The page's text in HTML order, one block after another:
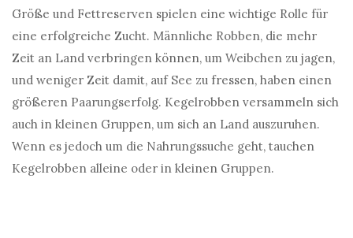
Größe und Fettreserven spielen eine wichtige Rolle für
eine erfolgreiche Zucht. Männliche Robben, die mehr
Zeit an Land verbringen können, um Weibchen zu jagen,
und weniger Zeit damit, auf See zu fressen, haben einen
größeren Paarungserfolg. Kegelrobben versammeln sich
auch in kleinen Gruppen, um sich an Land auszuruhen.
Wenn es jedoch um die Nahrungssuche geht, tauchen
Kegelrobben alleine oder in kleinen Gruppen.